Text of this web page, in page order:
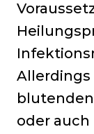
Allerdings
oder